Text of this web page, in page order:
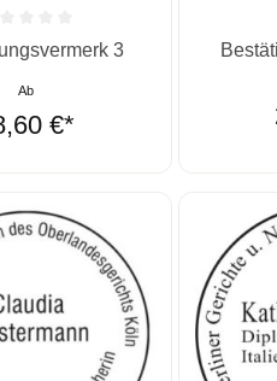
Bewertung von 0 von 5
3
Ab
€*